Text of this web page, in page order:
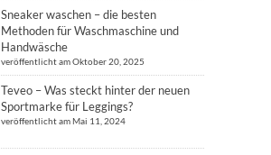
Sneaker waschen – die besten
Methoden für Waschmaschine und
Handwäsche
veröffentlicht am Oktober 20, 2025
Teveo – Was steckt hinter der neuen
Sportmarke für Leggings?
veröffentlicht am Mai 11, 2024